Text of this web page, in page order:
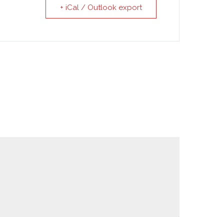
+ iCal / Outlook export